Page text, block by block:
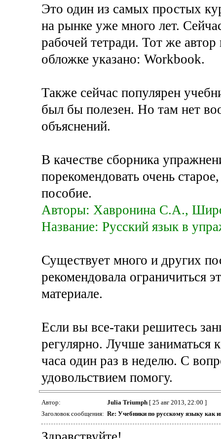
Это один из самых простых
на рынке уже много лет.
рабочей тетради. Тот же
обложке указано: Workbook.
Также сейчас популярен
был бы полезен. Но там нет
объяснений.
В качестве сборника
порекомендовать очень
пособие.
Авторы: Хавронина С.А.,
Название: Русский язык в
Существует много и других
рекомендовала ограничиться
материале.
Если вы все-таки решитесь
регулярно. Лучше
часа один раз в неделю. С
удовольствием помогу.
Автор: Julia Triumph[ 25 авг 2013, 22:00 ]
Заголовок сообщения: Re: Учебники по русскому языку как